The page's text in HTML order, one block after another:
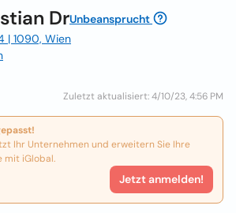
DrUnbeansprucht
| 1090, Wien
Zuletzt aktualisiert: 4/10/23, 4:56 PM
Ihr Unternehmen und erweitern Sie Ihre
mit iGlobal.
Jetzt anmelden!